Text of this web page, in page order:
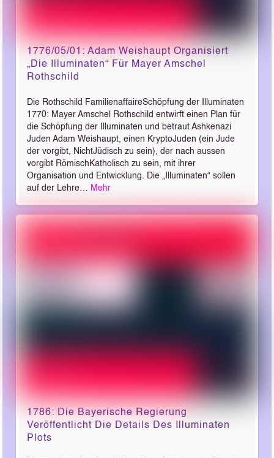
1776/05/01: Adam Weishaupt Organisiert
„Die Illuminaten“ Für Mayer Amschel
Rothschild
Die Rothschild FamilienaffaireSchöpfung der Illuminaten
1770: Mayer Amschel Rothschild entwirft einen Plan für
die Schöpfung der Illuminaten und betraut Ashkenazi
Juden Adam Weishaupt, einen Krypto­Juden (ein Jude
der vorgibt, Nicht­Jüdisch zu sein), der nach aussen
vorgibt Römisch­Katholisch zu sein, mit ihrer
Organisation und Entwicklung. Die „Illuminaten“ sollen
auf der Lehre… Mehr
1786: Die Bayerische Regierung
Veröffentlicht Die Details Des Illuminaten
Plots